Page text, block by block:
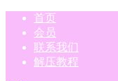
首页
会员
联系我们
解压教程